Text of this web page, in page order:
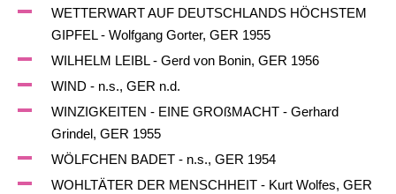
WETTERWART AUF DEUTSCHLANDS HÖCHSTEM
GIPFEL - Wolfgang Gorter, GER 1955
WILHELM LEIBL - Gerd von Bonin, GER 1956
WIND - n.s., GER n.d.
WINZIGKEITEN - EINE GROßMACHT - Gerhard
Grindel, GER 1955
WÖLFCHEN BADET - n.s., GER 1954
WOHLTÄTER DER MENSCHHEIT - Kurt Wolfes, GER